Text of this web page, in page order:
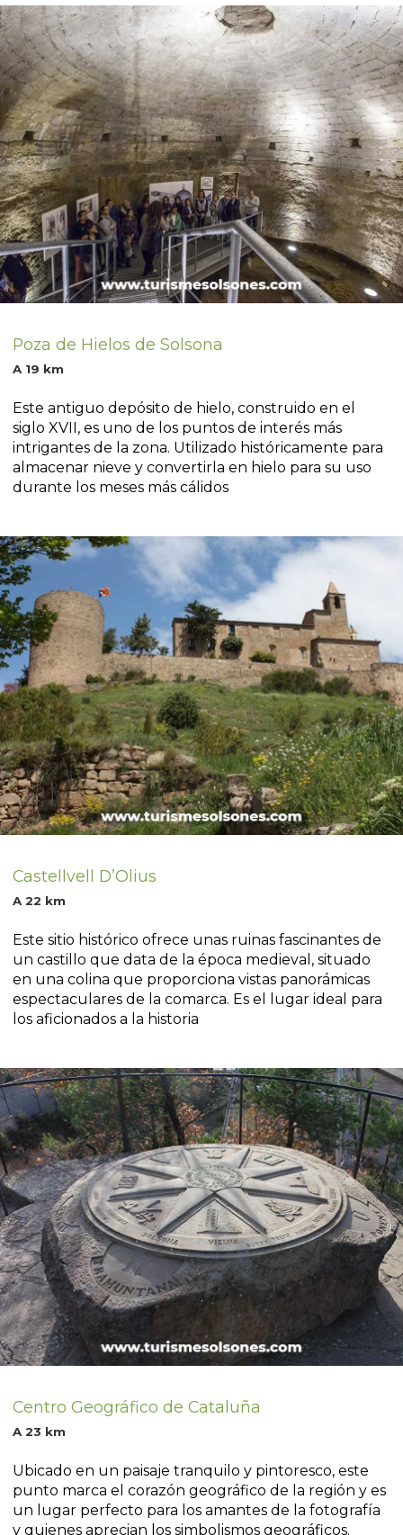
Poza de Hielos de Solsona
A 19 km
Este antiguo depósito de hielo, construido en el
siglo XVII, es uno de los puntos de interés más
intrigantes de la zona. Utilizado históricamente para
almacenar nieve y convertirla en hielo para su uso
durante los meses más cálidos
Castellvell D’Olius
A 22 km
Este sitio histórico ofrece unas ruinas fascinantes de
un castillo que data de la época medieval, situado
en una colina que proporciona vistas panorámicas
espectaculares de la comarca. Es el lugar ideal para
los aficionados a la historia
Centro Geográfico de Cataluña
A 23 km
Ubicado en un paisaje tranquilo y pintoresco, este
punto marca el corazón geográfico de la región y es
un lugar perfecto para los amantes de la fotografía
y quienes aprecian los simbolismos geográficos.